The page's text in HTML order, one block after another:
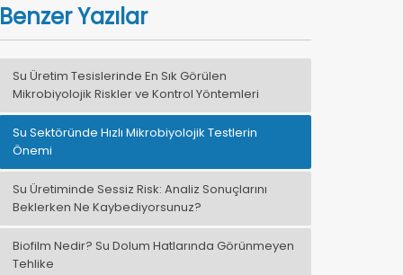
Benzer Yazılar
Su Üretim Tesislerinde En Sık Görülen
Mikrobiyolojik Riskler ve Kontrol Yöntemleri
Su Sektöründe Hızlı Mikrobiyolojik Testlerin
Önemi
Su Üretiminde Sessiz Risk: Analiz Sonuçlarını
Beklerken Ne Kaybediyorsunuz?
Biofilm Nedir? Su Dolum Hatlarında Görünmeyen
Tehlike